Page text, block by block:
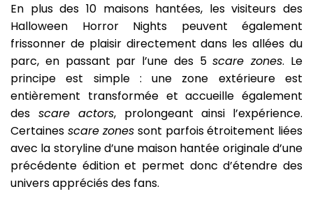
En plus des 10 maisons hantées, les visiteurs des
Halloween Horror Nights peuvent également
frissonner de plaisir directement dans les allées du
parc, en passant par l’une des 5scare zones. Le
principe est simple : une zone extérieure est
entièrement transformée et accueille également
des scare actors, prolongeant ainsi l’expérience.
Certaines scare zones sont parfois étroitement liées
avec la storyline d’une maison hantée originale d’une
précédente édition et permet donc d’étendre des
univers appréciés des fans.